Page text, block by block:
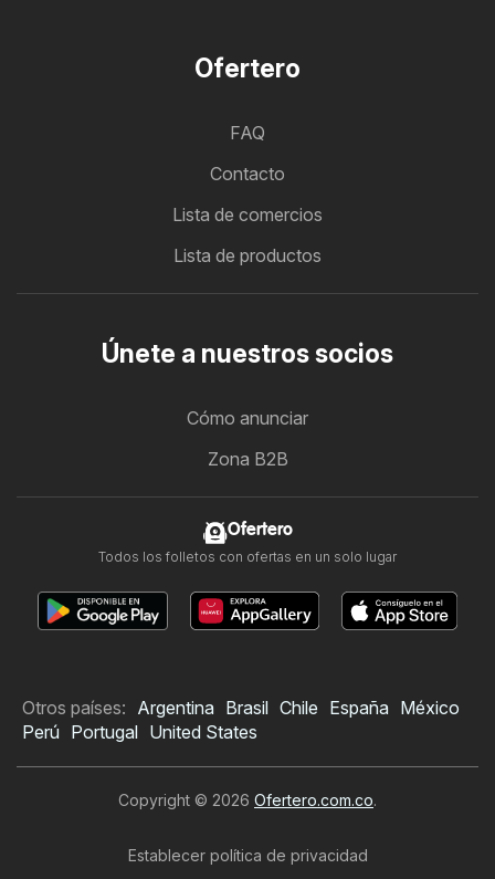
Ofertero
FAQ
Contacto
Lista de comercios
Lista de productos
Únete a nuestros socios
Cómo anunciar
Zona B2B
Ofertero
Todos los folletos con ofertas en un solo lugar
Otros países: Argentina Brasil Chile España México
Perú Portugal United States
Copyright © 2026 Ofertero.com.co.
Establecer política de privacidad